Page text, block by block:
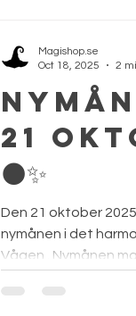
21
🌑✨
Den 21 oktober
nymånen i det
Vågen . Nymånen
Magishop.se
Oct 18, 2025
2